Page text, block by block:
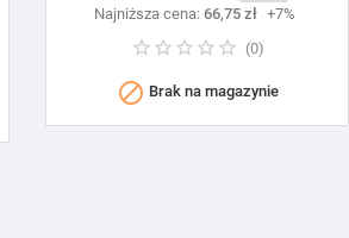
podstawowa
Najniższa cena: 66,75 zł +7%
(0)
 Brak na magazynie